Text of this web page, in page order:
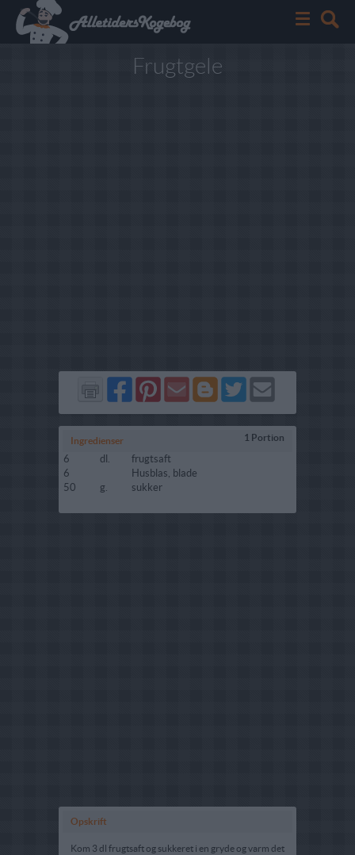
Frugtgele
Del
på
Facebook
Del
på
Pinterest
Send
via
GMail
Del
på
Blogger
Del
på
Twitter
Send
Ingredienser 1 Portion
6 dl.
frugtsaft
6
Husblas, blade
50
g. sukker
Opskrift
Kom 3 dl frugtsaft og sukkeret i en gryde og varm det